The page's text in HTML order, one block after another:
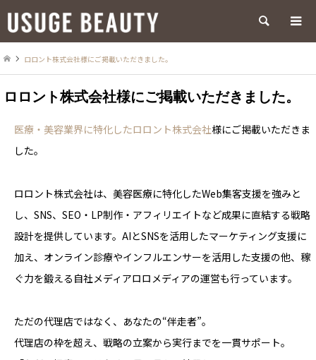
検索
ロロント株式会社様にご掲載いただきました。
ロロント株式会社様にご掲載いただきました。
医療・美容業界に特化したロロント株式会社様にご掲載いただきま
した。
ロロント株式会社は、美容医療に特化したWeb集客支援を強みと
し、SNS、SEO・LP制作・アフィリエイトなど成果に直結する戦略
設計を提供しています。AIとSNSを活用したマーケティング支援に
加え、オンライン診療やインフルエンサーを活用した支援の他、稼
ぐ力を鍛える自社メディアロロメディアの運営も行っています。
ただの代理店ではなく、あなたの“伴走者”。
代理店の枠を超え、戦略の立案から実行までを一貫サポート。